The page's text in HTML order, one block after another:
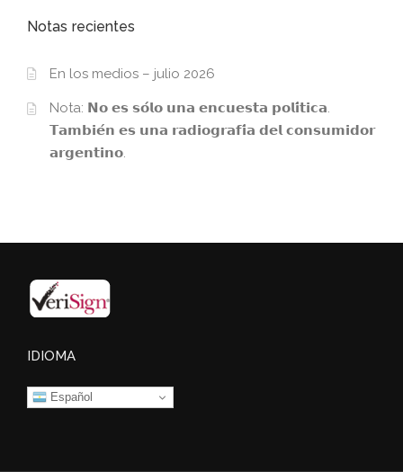
Notas recientes
En los medios – julio 2026
Nota: 𝗡𝗼 𝗲𝘀 𝘀𝗼́𝗹𝗼 𝘂𝗻𝗮 𝗲𝗻𝗰𝘂𝗲𝘀𝘁𝗮 𝗽𝗼𝗹𝗶́𝘁𝗶𝗰𝗮.
𝗧𝗮𝗺𝗯𝗶𝗲́𝗻 𝗲𝘀 𝘂𝗻𝗮 𝗿𝗮𝗱𝗶𝗼𝗴𝗿𝗮𝗳𝗶́𝗮 𝗱𝗲𝗹 𝗰𝗼𝗻𝘀𝘂𝗺𝗶𝗱𝗼𝗿
𝗮𝗿𝗴𝗲𝗻𝘁𝗶𝗻𝗼.
IDIOMA
Español